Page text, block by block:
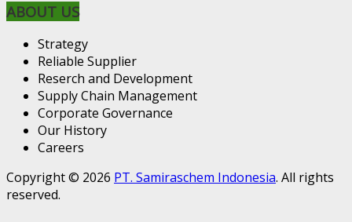
ABOUT US
Strategy
Reliable Supplier
Reserch and Development
Supply Chain Management
Corporate Governance
Our History
Careers
Copyright © 2026 PT. Samiraschem Indonesia. All rights
reserved.